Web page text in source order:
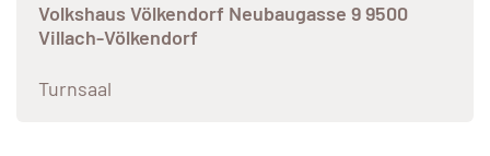
Volkshaus Völkendorf Neubaugasse 9 9500
Villach-Völkendorf
Turnsaal